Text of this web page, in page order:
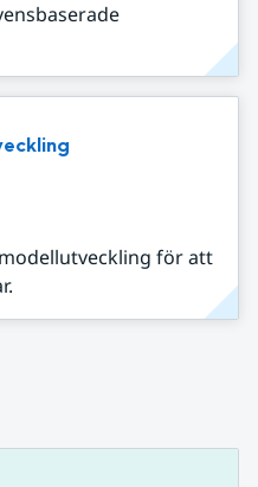
för att